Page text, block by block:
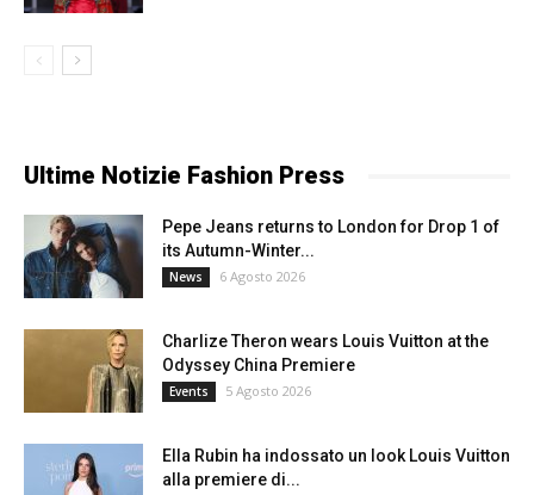
Ultime Notizie Fashion Press
Pepe Jeans returns to London for Drop 1 of
its Autumn-Winter...
News 6 Agosto 2026
Charlize Theron wears Louis Vuitton at the
Odyssey China Premiere
Events 5 Agosto 2026
Ella Rubin ha indossato un look Louis Vuitton
alla premiere di...